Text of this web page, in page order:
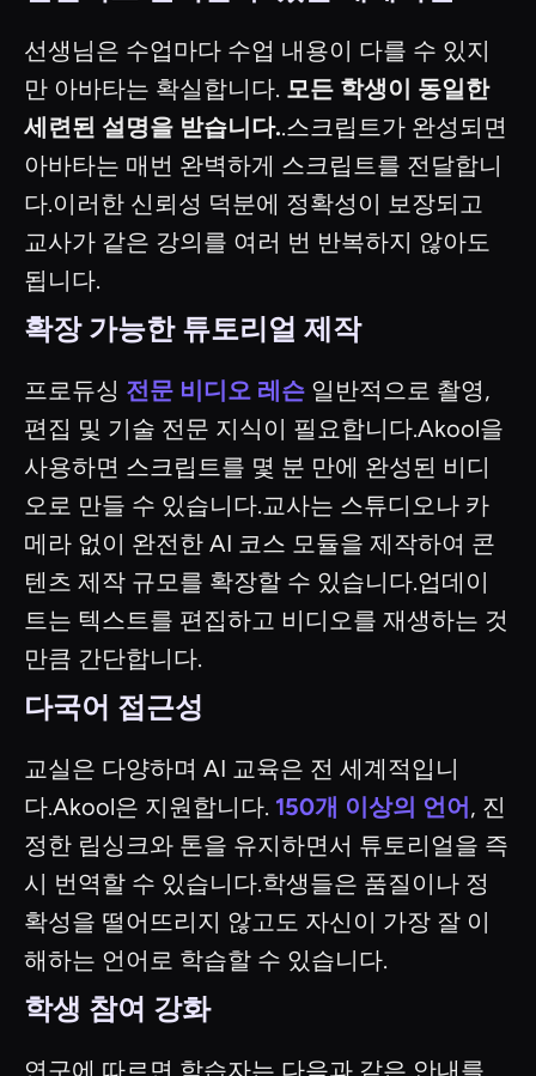
선생님은 수업마다 수업 내용이 다를 수 있지
만 아바타는 확실합니다. 모든 학생이 동일한
세련된 설명을 받습니다..스크립트가 완성되면
아바타는 매번 완벽하게 스크립트를 전달합니
다.이러한 신뢰성 덕분에 정확성이 보장되고
교사가 같은 강의를 여러 번 반복하지 않아도
됩니다.
확장 가능한 튜토리얼 제작
프로듀싱 전문 비디오 레슨 일반적으로 촬영,
편집 및 기술 전문 지식이 필요합니다.Akool을
사용하면 스크립트를 몇 분 만에 완성된 비디
오로 만들 수 있습니다.교사는 스튜디오나 카
메라 없이 완전한 AI 코스 모듈을 제작하여 콘
텐츠 제작 규모를 확장할 수 있습니다.업데이
트는 텍스트를 편집하고 비디오를 재생하는 것
만큼 간단합니다.
다국어 접근성
교실은 다양하며 AI 교육은 전 세계적입니
다.Akool은 지원합니다. 150개 이상의 언어, 진
정한 립싱크와 톤을 유지하면서 튜토리얼을 즉
시 번역할 수 있습니다.학생들은 품질이나 정
확성을 떨어뜨리지 않고도 자신이 가장 잘 이
해하는 언어로 학습할 수 있습니다.
학생 참여 강화
연구에 따르면 학습자는 다음과 같은 안내를